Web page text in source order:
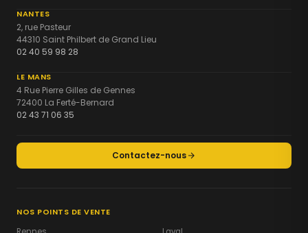
NANTES
2, rue Pasteur
44310 Saint Philbert de Grand Lieu
02 40 59 98 28
LE MANS
4 Rue Pierre Gilles de Gennes
72400 La Ferté-Bernard
02 43 71 06 35
Contactez-nous
NOS POINTS DE VENTE